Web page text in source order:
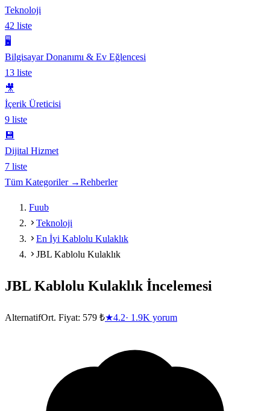
Teknoloji
42 liste
🖥️
Bilgisayar Donanımı & Ev Eğlencesi
13 liste
🎥
İçerik Üreticisi
9 liste
💾
Dijital Hizmet
7 liste
Tüm Kategoriler →Rehberler
Fuub
Teknoloji
En İyi Kablolu Kulaklık
JBL Kablolu Kulaklık
JBL Kablolu Kulaklık İncelemesi
AlternatifOrt. Fiyat: 579 ₺★4.2· 1.9K yorum